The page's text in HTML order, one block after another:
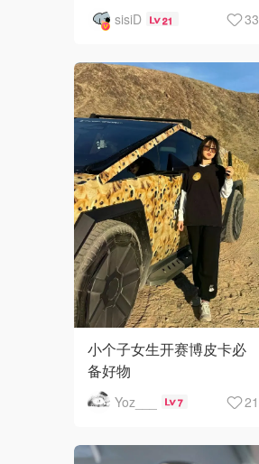
sisiD 21 33
小个子女生开赛博皮卡必
备好物
Yoz___ 7 21